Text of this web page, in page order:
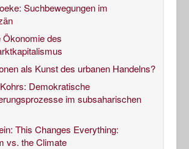
Suchbewegungen im
Ökonomie des
als Kunst des urbanen Handelns?
Demokratische
im subsaharischen
This Changes Everything:
vs. the Climate